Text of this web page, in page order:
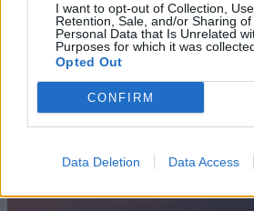
I want to opt-out of Collection, Use,
Retention, Sale, and/or Sharing of
Personal Data that Is Unrelated
Purposes for which it was
Opted Out
CONFIRM
Data Deletion Data Access